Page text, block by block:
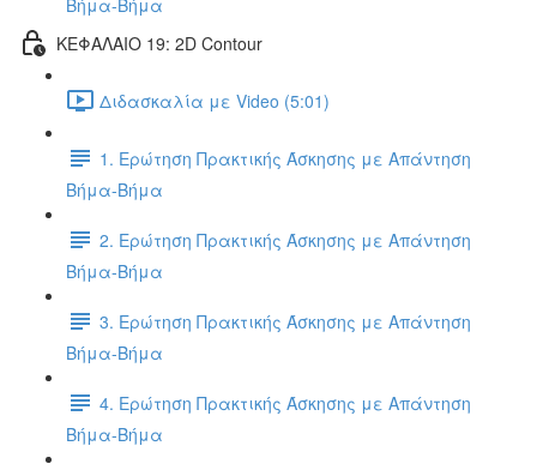
Βήμα-Βήμα
ΚΕΦΑΛΑΙΟ 19: 2D Contour
Διδασκαλία με Video (5:01)
1. Ερώτηση Πρακτικής Άσκησης με Απάντηση
Βήμα-Βήμα
2. Ερώτηση Πρακτικής Άσκησης με Απάντηση
Βήμα-Βήμα
3. Ερώτηση Πρακτικής Άσκησης με Απάντηση
Βήμα-Βήμα
4. Ερώτηση Πρακτικής Άσκησης με Απάντηση
Βήμα-Βήμα